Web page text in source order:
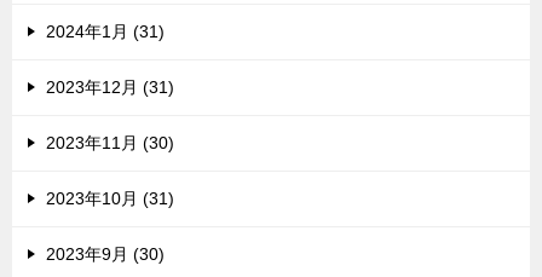
2024年1月 (31)
2023年12月 (31)
2023年11月 (30)
2023年10月 (31)
2023年9月 (30)